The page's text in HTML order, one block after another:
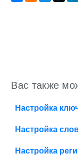
Вас также
Настройка
Настройка
Настройка